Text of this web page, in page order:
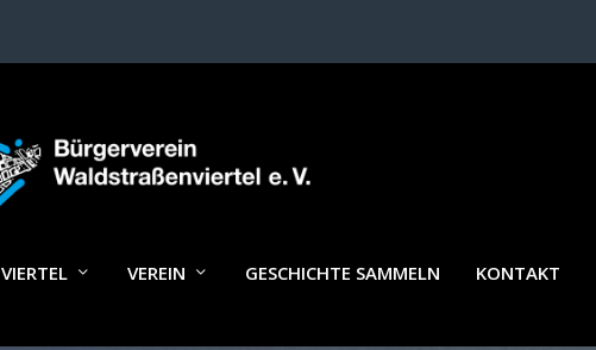
VIERTEL VEREIN GESCHICHTE SAMMELN KONTAKT